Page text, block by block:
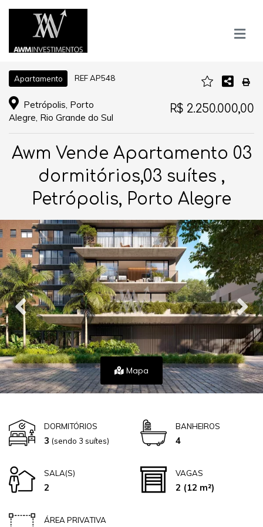
Apartamento REF AP548
Petrópolis, Porto
Alegre, Rio Grande do Sul
R$ 2.250.000,00
Awm Vende Apartamento 03
dormitórios,03 suítes ,
Petrópolis, Porto Alegre
Mapa
DORMITÓRIOS
3 (sendo 3 suítes)
BANHEIROS
4
SALA(S)
2
VAGAS
2 (12 m²)
ÁREA PRIVATIVA